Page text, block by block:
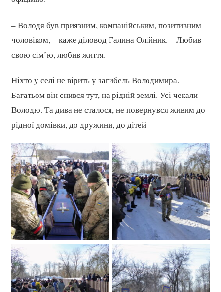
– Володя був приязним, компанійським, позитивним
чоловіком, – каже діловод Галина Олійник. – Любив
свою сім’ю, любив життя.
Ніхто у селі не вірить у загибель Володимира.
Багатьом він снився тут, на рідній землі. Усі чекали
Володю. Та дива не сталося, не повернувся живим до
рідної домівки, до дружини, до дітей.